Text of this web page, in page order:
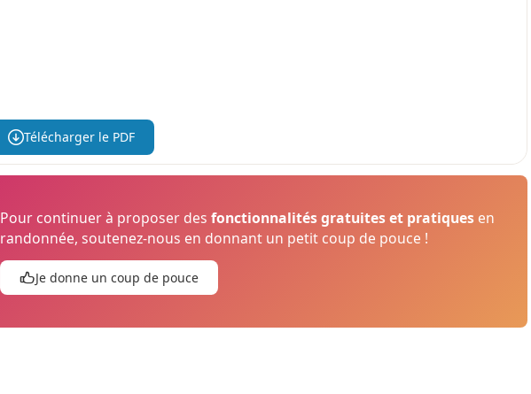
Télécharger le PDF
Pour continuer à proposer desfonctionnalités gratuites et pratiques en
randonnée, soutenez-nous en donnant un petit coup de pouce !
Je donne un coup de pouce